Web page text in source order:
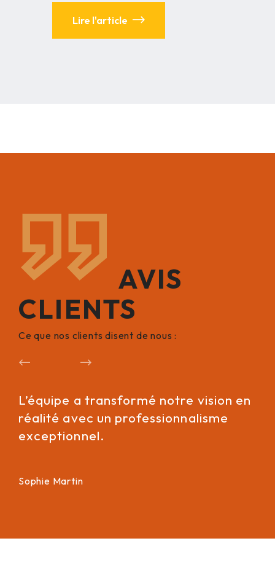
Lire l'article
AVIS
CLIENTS
Ce que nos clients disent de nous :
L’équipe a transformé notre vision en
réalité avec un professionnalisme
exceptionnel.
Sophie Martin
Suivant